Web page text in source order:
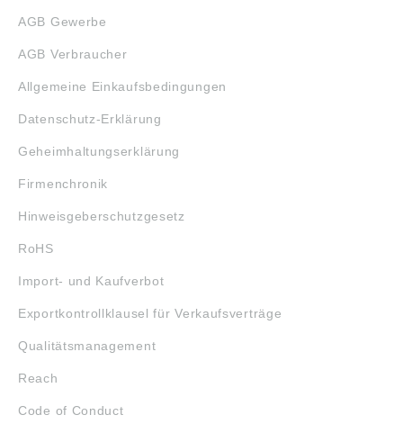
AGB Gewerbe
AGB Verbraucher
Allgemeine Einkaufsbedingungen
Datenschutz-Erklärung
Geheimhaltungserklärung
Firmenchronik
Hinweisgeberschutzgesetz
RoHS
Import- und Kaufverbot
Exportkontrollklausel für Verkaufsverträge
Qualitätsmanagement
Reach
Code of Conduct